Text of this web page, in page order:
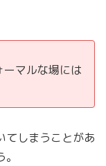
マルな場には
てしまうことがあ